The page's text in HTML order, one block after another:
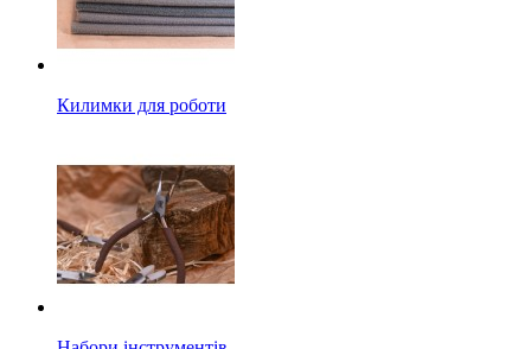
Килимки для роботи